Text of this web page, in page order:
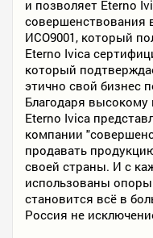
и позволяет Eterno
совершенствования
ИСО9001, который
Eterno Ivica
который
этично свой бизнес
Благодаря высокому
Eterno Ivica
компании
продавать
своей страны. И с
использованы
становится всё в
Россия не